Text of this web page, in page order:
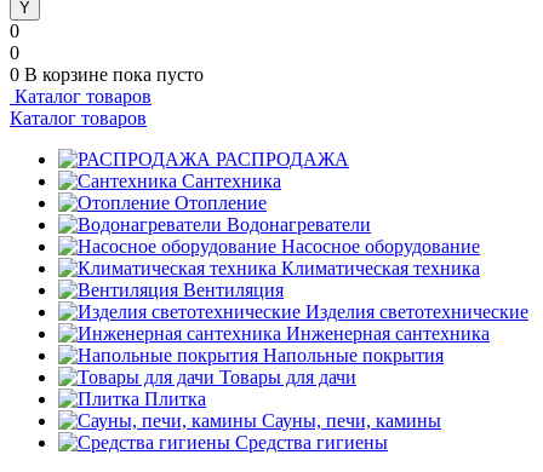
0
0
0 В корзине пока пусто
Каталог товаров
Каталог товаров
РАСПРОДАЖА
Сантехника
Отопление
Водонагреватели
Насосное оборудование
Климатическая техника
Вентиляция
Изделия светотехнические
Инженерная сантехника
Напольные покрытия
Товары для дачи
Плитка
Сауны, печи, камины
Средства гигиены